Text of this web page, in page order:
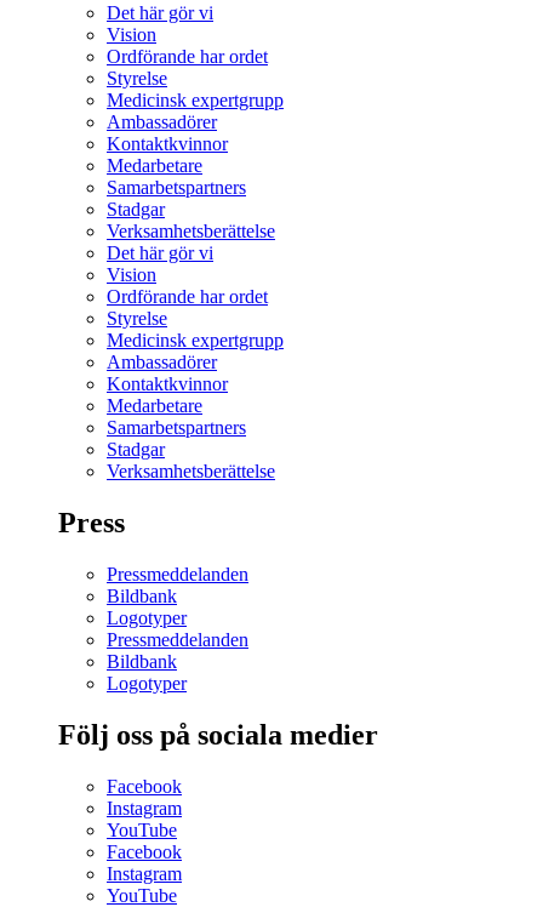
Det här gör vi
Vision
Ordförande har ordet
Styrelse
Medicinsk expertgrupp
Ambassadörer
Kontaktkvinnor
Medarbetare
Samarbetspartners
Stadgar
Verksamhetsberättelse
Det här gör vi
Vision
Ordförande har ordet
Styrelse
Medicinsk expertgrupp
Ambassadörer
Kontaktkvinnor
Medarbetare
Samarbetspartners
Stadgar
Verksamhetsberättelse
Press
Pressmeddelanden
Bildbank
Logotyper
Pressmeddelanden
Bildbank
Logotyper
Följ oss på sociala medier
Facebook
Instagram
YouTube
Facebook
Instagram
YouTube